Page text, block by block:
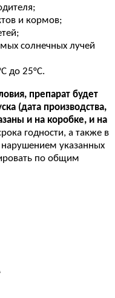
и кормов;
солнечных лучей
до 25°C.
препарат будет
(дата производства,
и на коробке, и на
годности, а также в
нарушением указанных
по общим